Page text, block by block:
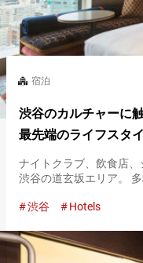
宿泊
渋谷のカルチャーに
最先端のライフスタ
ディゴ東京渋谷】
ナイトクラブ、飲食店、
渋谷の道玄坂エリア。
テルインディゴ東京渋谷
渋谷 Hotels